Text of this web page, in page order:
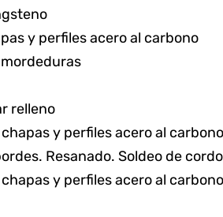
y perfiles acero al carbono
relleno
y perfiles acero al
Resanado. Soldeo de
y perfiles acero al